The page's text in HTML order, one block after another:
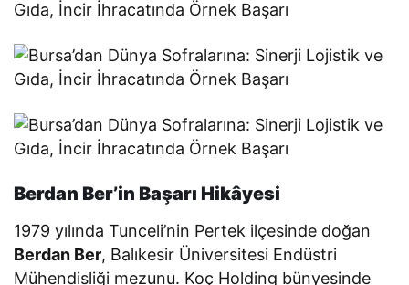
Berdan Ber’in Başarı Hikâyesi
1979 yılında Tunceli’nin Pertek ilçesinde doğan
Berdan Ber, Balıkesir Üniversitesi Endüstri
Mühendisliği mezunu. Koç Holding bünyesinde